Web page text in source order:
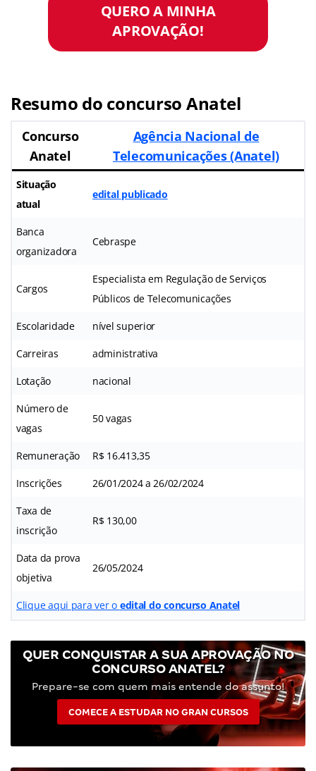
QUERO A MINHA
APROVAÇÃO!
Resumo do concurso Anatel
Concurso
Anatel
Agência Nacional de
Telecomunicações (Anatel)
Situação
atual
edital publicado
Banca
organizadora
Cebraspe
Cargos
Especialista em Regulação de Serviços
Públicos de Telecomunicações
Escolaridade nível superior
Carreiras administrativa
Lotação nacional
Número de
vagas
50 vagas
Remuneração R$ 16.413,35
Inscrições 26/01/2024 a 26/02/2024
Taxa de
inscrição
R$ 130,00
Data da prova
objetiva
26/05/2024
Clique aqui para ver o edital do concurso Anatel
QUER CONQUISTAR A SUA APROVAÇÃO NO
CONCURSO ANATEL?
Prepare-se com quem mais entende do assunto!
COMECE A ESTUDAR NO GRAN CURSOS